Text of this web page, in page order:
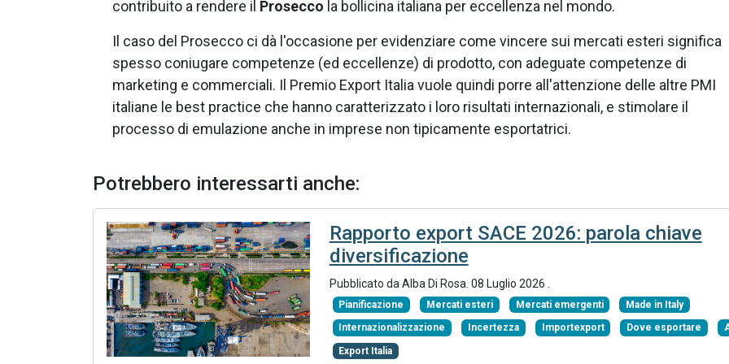
contribuito a rendere il Prosecco la bollicina italiana per eccellenza nel mondo.
Il caso del Prosecco ci dà l'occasione per evidenziare come vincere sui mercati esteri significa
spesso coniugare competenze (ed eccellenze) di prodotto, con adeguate competenze di
marketing e commerciali. Il Premio Export Italia vuole quindi porre all'attenzione delle altre PMI
italiane le best practice che hanno caratterizzato i loro risultati internazionali, e stimolare il
processo di emulazione anche in imprese non tipicamente esportatrici.
Potrebbero interessarti anche:
Rapporto export SACE 2026: parola chiave
diversificazione
Pubblicato da Alba Di Rosa 08 Luglio 2026
Pianificazione Mercati esteri Mercati emergenti Made in Italy
Internazionalizzazione Incertezza Importexport Dove esportare
Export Italia